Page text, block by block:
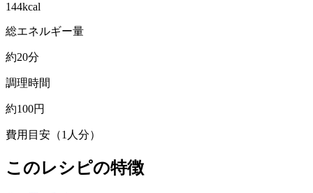
144kcal
総エネルギー量
約20分
調理時間
約100円
費用目安（1人分）
このレシピの特徴